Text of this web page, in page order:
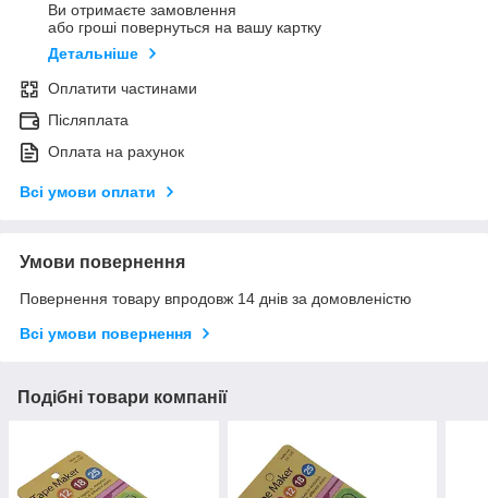
Ви отримаєте замовлення
або гроші повернуться на вашу картку
Детальніше
Оплатити частинами
Післяплата
Оплата на рахунок
Всі умови оплати
Умови повернення
Повернення товару впродовж 14 днів за домовленістю
Всі умови повернення
Подібні товари компанії